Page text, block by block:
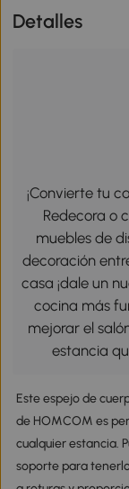
Detalles
¡Convierte tu
Redecora o
muebles de
decoración
casa ¡dale un
cocina más
mejorar el
estancia
Este espejo de
de HOMCOM es
cualquier estancia.
soporte para